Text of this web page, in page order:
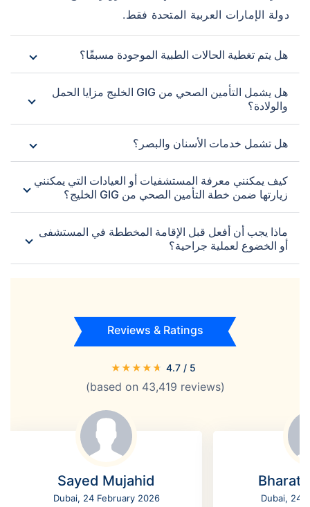
دولة الإمارات العربية المتحدة فقط.
هل يتم تغطية الحالات الطبية الموجودة مسبقًا؟
هل يشمل التأمين الصحي من GIG الخليج مزايا الحمل
والولادة؟
هل تشمل خدمات الأسنان والبصر؟
كيف يمكنني معرفة المستشفيات أو العيادات التي يمكنني
زيارتها ضمن خطة التأمين الصحي من GIG الخليج؟
ماذا يجب أن أفعل قبل الإقامة المخططة في المستشفى
أو الخضوع لعملية جراحية؟
Reviews & Ratings
★★★★★ 4.7 / 5
(based on 43,419 reviews)
Sayed Mujahid
Dubai, 24 February 2026 Dubai, 24